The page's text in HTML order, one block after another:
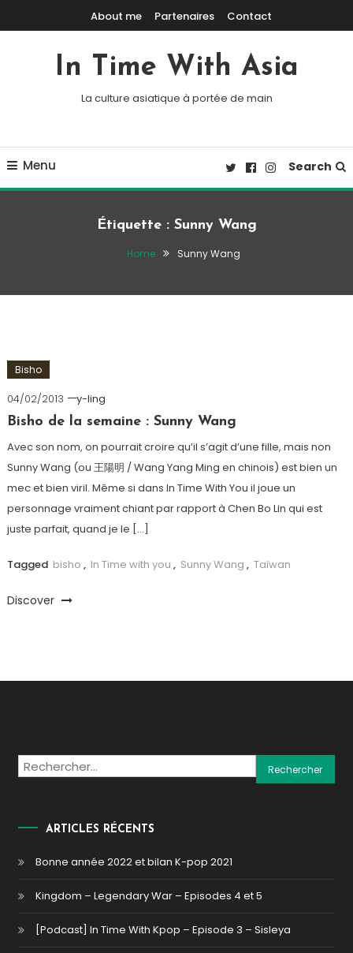
Skip To ContentAbout me Partenaires Contact
In Time With Asia
La culture asiatique à portée de main
Menu Search
Étiquette : Sunny Wang
Home Sunny Wang
Bisho
04/02/2013
y-ling
Bisho de la semaine : Sunny Wang
Avec son nom, on pourrait croire qu’il s’agit d’une fille, mais non
Sunny Wang (ou 王陽明 / Wang Yang Ming en chinois) est bien un
mec et bien viril. Même si dans In Time With You il joue un
personnage vraiment chiant par rapport à Chen Bo Lin qui est
juste parfait, quand je le […]
Tagged bisho , In Time with you , Sunny Wang , Taïwan
Discover
Rechercher :
ARTICLES RÉCENTS
Bonne année 2022 et bilan K-pop 2021
Kingdom – Legendary War – Episodes 4 et 5
[Podcast] In Time With Kpop – Episode 3 – Sisleya